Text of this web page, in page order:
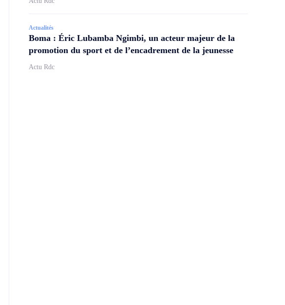
Actualités
Boma : Éric Lubamba Ngimbi, un acteur majeur de la
promotion du sport et de l’encadrement de la jeunesse
Actu Rdc